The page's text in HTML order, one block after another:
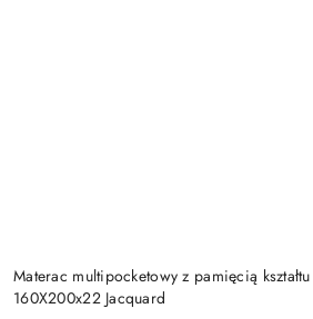
Materac multipocketowy z pamięcią
160X200x22 Jacquard